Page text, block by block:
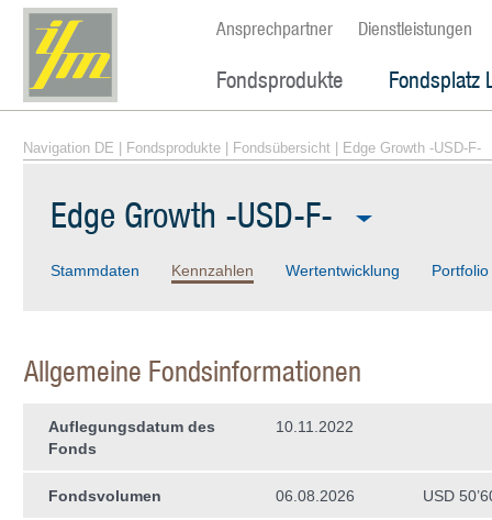
Ansprechpartner Dienstleistungen
Fondsprodukte Fondsplatz
Navigation DE Fondsprodukte Fondsübersicht | Edge Growth -USD-F-
Edge Growth -USD-F-
Stammdaten Kennzahlen Wertentwicklung Portfolio
Allgemeine Fondsinformationen
Auflegungsdatum des
Fonds
10.11.2022
Fondsvolumen 06.08.2026 USD